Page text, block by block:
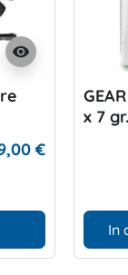
visibility
€
x 7 gr.
In